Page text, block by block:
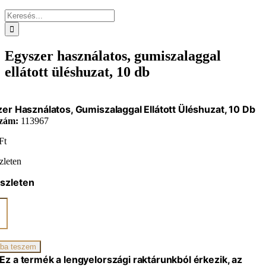
Keresés...
Egyszer használatos, gumiszalaggal
ellátott üléshuzat, 10 db
Használatos, Gumiszalaggal Ellátott Üléshuzat, 10 Db
113967
teszem
Ez a termék a lengyelországi raktárunkból érkezik, az